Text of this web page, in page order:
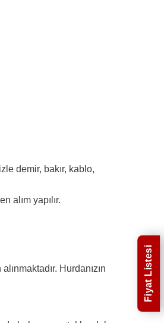
demir, bakır, kablo,
alım yapılır.
Hurdanızın
Fiyat Listesi